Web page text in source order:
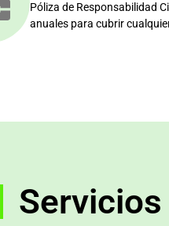
Póliza de Responsabilidad
anuales para cubrir
Servicios